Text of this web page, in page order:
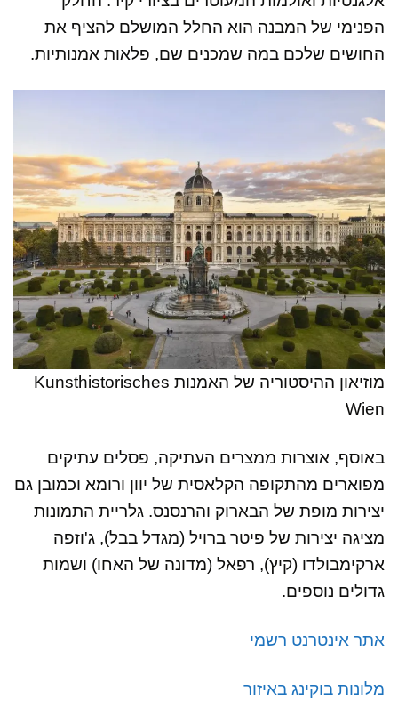
הפנימי של המבנה הוא החלל המושלם להציף את
החושים שלכם במה שמכנים שם, פלאות אמנותיות.
מוזיאון ההיסטוריה של האמנות Kunsthistorisches
Wien
באוסף, אוצרות ממצרים העתיקה, פסלים עתיקים
מפוארים מהתקופה הקלאסית של יוון ורומא וכמובן גם
יצירות מופת של הבארוק והרנסנס. גלריית התמונות
מציגה יצירות של פיטר ברויל (מגדל בבל), ג'וזפה
ארקימבולדו (קיץ), רפאל (מדונה של האחו) ושמות
גדולים נוספים.
אתר אינטרנט רשמי
מלונות בוקינג באיזור